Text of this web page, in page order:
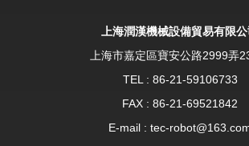
上海潤漢機械設備貿易有限公
上海市嘉定區寶安公路2999弄
TEL : 86-21-59106733
FAX : 86-21-69521842
E-mail : tec-